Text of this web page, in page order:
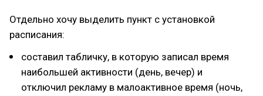
Отдельно хочу выделить пункт с установкой
расписания:
составил табличку, в которую записал время
наибольшей активности (день, вечер) и
отключил рекламу в малоактивное время (ночь,